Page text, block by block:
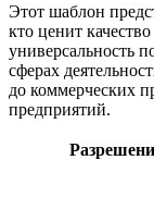
Этот шаблон
кто ценит
универсальность
сферах
до коммерческих
предприятий.